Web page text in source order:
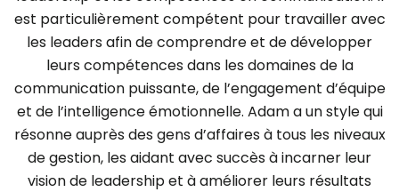
est particulièrement compétent pour travailler avec
les leaders afin de comprendre et de développer
leurs compétences dans les domaines de la
communication puissante, de l’engagement d’équipe
et de l’intelligence émotionnelle. Adam a un style qui
résonne auprès des gens d’affaires à tous les niveaux
de gestion, les aidant avec succès à incarner leur
vision de leadership et à améliorer leurs résultats